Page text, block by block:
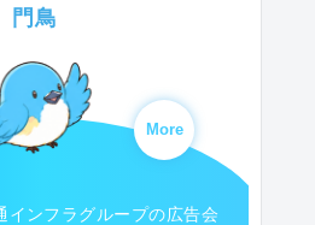
門鳥
More
インフラグループの広告会